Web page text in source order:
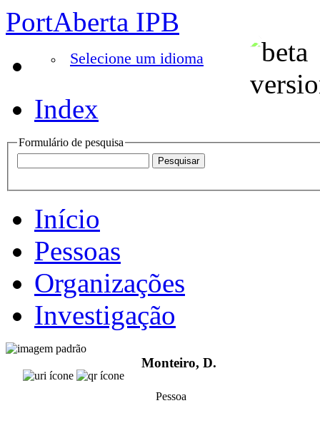
PortAberta IPB
Selecione um idioma
Index
Formulário de pesquisa
Início
Pessoas
Organizações
Investigação
Monteiro, D.
Pessoa